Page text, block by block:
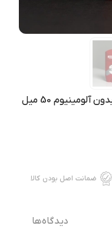
استیک بدن الد اسپایس Original بدون آلومینیوم 50 میل
ضمانت اصل بودن کالا
دیدگاه ها